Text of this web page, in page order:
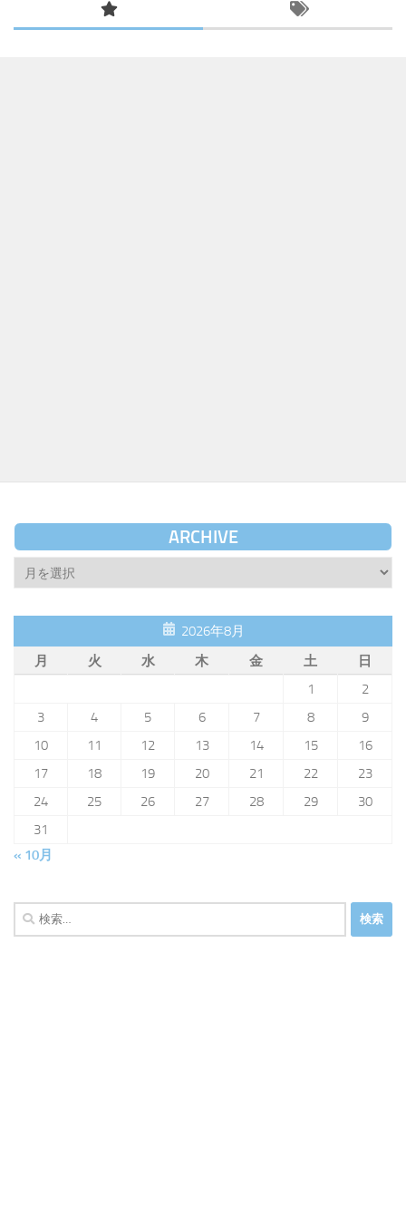
ARCHIVE
Archive
2026年8月
月
火 水 木 金 土
日
1
2
3
4 5 6 7 8
9
10
11 12 13 14 15
16
17
18 19 20 21 22
23
24
25 26 27 28 29
30
31
« 10月
検
索: